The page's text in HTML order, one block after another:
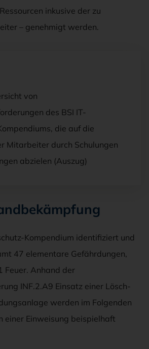
inkusive der zu
– genehmigt werden.
von
des BSI IT-
die auf die
Mitarbeiter durch Schulungen
abzielen (Auszug)
Kompendium identifiziert und
47 elementare Gefährdungen,
Feuer. Anhand der
INF.2.A9 Einsatz einer Lösch-
werden im Folgenden
einer Einweisung beispielhaft